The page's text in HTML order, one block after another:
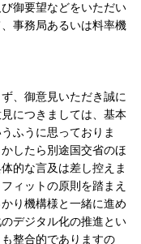
御要望などをいただい
事務局あるいは料率機
、御意見いただき誠に
につきましては、基本
ふうに思っておりま
したら別途国交省のほ
的な言及は差し控えま
ィットの原則を踏まえ
り機構様と一緒に進め
デジタル化の推進とい
整合的でありますの